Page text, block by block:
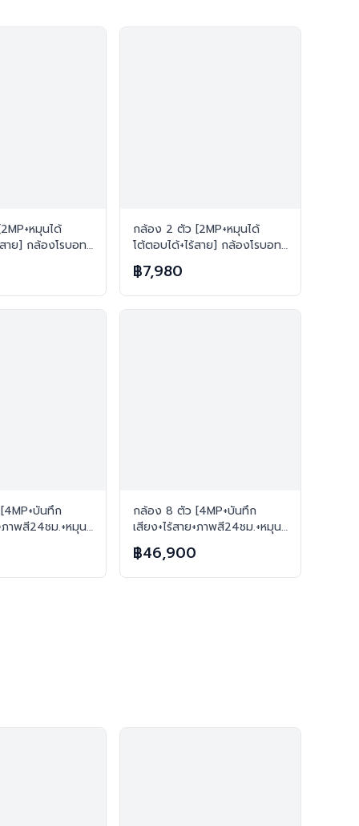
หมุนได้
าย] กล้องโรบอท
H.265 FREE เม
กล้อง 2 ตัว [2MP+หมุนได้
โต้ตอบได้+ไร้สาย] กล้องโรบอท
ยอดฮิต ไร้สาย H.265 FREE เม
มทุกตัว
฿7,980
บันทึก
ภาพสี24ชม.+หมุน
ร้สาย H.265
กล้อง 8 ตัว [4MP+บันทึก
เสียง+ไร้สาย+ภาพสี24ชม.+หมุน
ได้โต้ตอบได้] ไร้สาย H.265
FREE เมมทุกตัว
฿46,900